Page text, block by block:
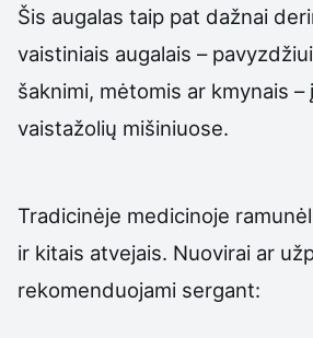
Šis augalas taip pat dažnai
vaistiniais augalais –
šaknimi, mėtomis ar kmynais –
vaistažolių mišiniuose.
Tradicinėje medicinoje
ir kitais atvejais. Nuovirai ar
rekomenduojami sergant: